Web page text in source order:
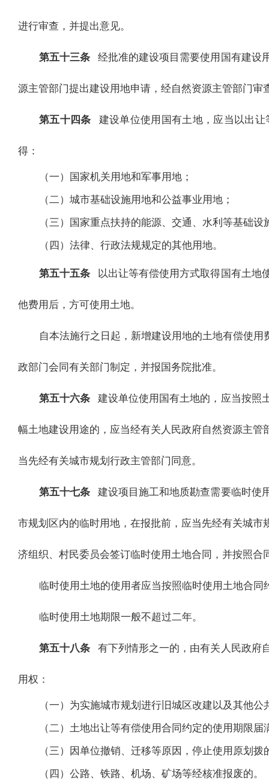
进行审查，并提出意见。
第五十三条 经批准的建设项目需要使用国有建设
源主管部门提出建设用地申请，经自然资源主管部门审
第五十四条 建设单位使用国有土地，应当以出
得：
（一）国家机关用地和军事用地；
（二）城市基础设施用地和公益事业用地；
（三）国家重点扶持的能源、交通、水利等基础设
（四）法律、行政法规规定的其他用地。
第五十五条 以出让等有偿使用方式取得国有土地
他费用后，方可使用土地。
自本法施行之日起，新增建设用地的土地有偿使
政部门会同有关部门制定，并报国务院批准。
第五十六条 建设单位使用国有土地的，应当按照
幅土地建设用途的，应当经有关人民政府自然资源主
当先经有关城市规划行政主管部门同意。
第五十七条 建设项目施工和地质勘查需要临时使
市规划区内的临时用地，在报批前，应当先经有关城
济组织、村民委员会签订临时使用土地合同，并按照合
临时使用土地的使用者应当按照临时使用土地合
临时使用土地期限一般不超过二年。
第五十八条 有下列情形之一的，由有关人民政府
用权：
（一）为实施城市规划进行旧城区改建以及其他
（二）土地出让等有偿使用合同约定的使用期限
（三）因单位撤销、迁移等原因，停止使用原划拨
（四）公路、铁路、机场、矿场等经核准报废的。